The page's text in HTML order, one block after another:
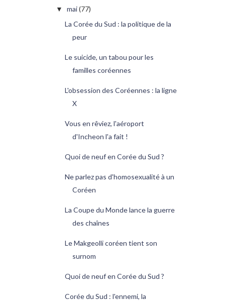
▼ mai(77)
La Corée du Sud : la politique de la
peur
Le suicide, un tabou pour les
familles coréennes
L'obsession des Coréennes : la ligne
X
Vous en rêviez, l'aéroport
d'Incheon l'a fait !
Quoi de neuf en Corée du Sud ?
Ne parlez pas d'homosexualité à un
Coréen
La Coupe du Monde lance la guerre
des chaînes
Le Makgeolli coréen tient son
surnom
Quoi de neuf en Corée du Sud ?
Corée du Sud : l'ennemi, la